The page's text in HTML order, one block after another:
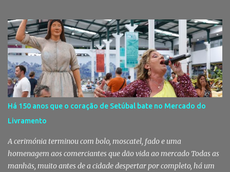
militares da Guarda. Patrulhamento da GNR termina com
detenção por furto A detenção ocorreu no dia 4 de Agosto, - mas
divulgada só nesta quinta-feira - numa ação desenvolvida pelo
Posto Territorial de Pinhal Novo. Segundo a GNR, "no âmbito de
uma ação de patrulhamento, os militares da Guarda detetaram
uma viatura estacionada num local referenciado pela prática de
furtos e pelo consumo de estupefacientes", circunstância que
motivou a realização de diligências policiais. Foi no decorrer
dessas ações que os militares localizaram um suspeito no interior
de um edifício público. Apanhado em flagrante De ...
Há 150 anos que o coração de Setúbal bate no Mercado do
Livramento
A cerimónia terminou com bolo, moscatel, fado e uma
homenagem aos comerciantes que dão vida ao mercado Todas as
manhãs, muito antes de a cidade despertar por completo, há um